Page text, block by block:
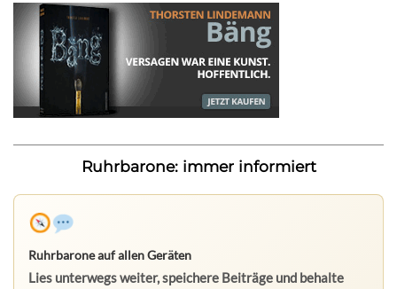
Ruhrbarone: immer informiert
Ruhrbarone auf allen Geräten
Lies unterwegs weiter, speichere Beiträge und behalte